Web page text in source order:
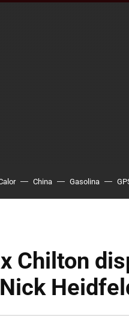
China Gasolina
Chilton